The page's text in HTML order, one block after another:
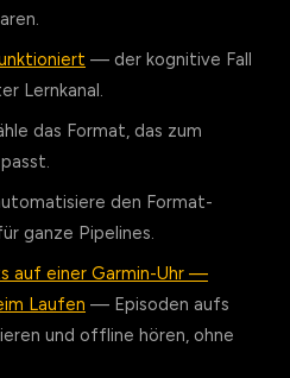
— der kognitive Fall
Lernkanal.
das Format, das zum
den Format-
ganze Pipelines.
auf einer Garmin-Uhr —
Laufen — Episoden aufs
und offline hören, ohne